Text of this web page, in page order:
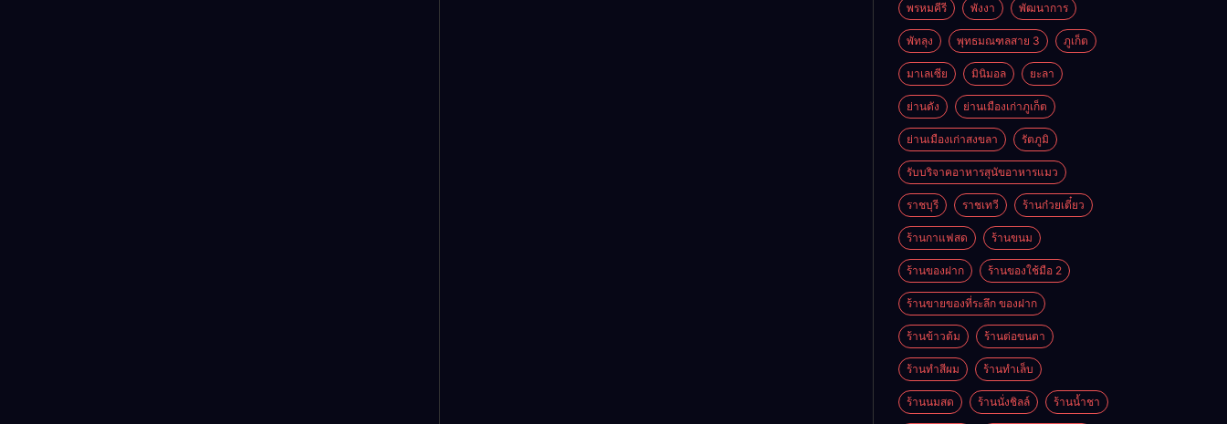
พรหมคีรี พังงา พัฒนาการ
พัทลุง พุทธมณฑลสาย 3 ภูเก็ต
มาเลเซีย มินิมอล ยะลา
ย่านดัง ย่านเมืองเก่าภูเก็ต
ย่านเมืองเก่าสงขลา รัตภูมิ
รับบริจาคอาหารสุนัขอาหารแมว
ราชบุรี ราชเทวี ร้านก๋วยเตี๋ยว
ร้านกาแฟสด ร้านขนม
ร้านของฝาก ร้านของใช้มือ 2
ร้านขายของที่ระลึก ของฝาก
ร้านข้าวต้ม ร้านต่อขนตา
ร้านทำสีผม ร้านทำเล็บ
ร้านนมสด ร้านนั่งชิลล์ ร้านน้ำชา